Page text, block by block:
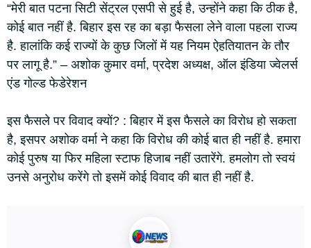
“मेरी बात पटना सिटी सेंट्रल एसपी से हुई है, उन्होंने कहा कि ठीक है,
कोई बात नहीं है. बिहार इस रह का बड़ा फैसला लेने वाला पहला राज्य
है. हालांकि कई राज्यों के कुछ जिलों में यह नियम ऐहतियातन के तौर
पर लागू है.” – अशोक कुमार वर्मा, प्रदेश अध्यक्ष, ऑल इंडिया ज्वेलर्स
एंड गोल्ड फेडेरेशन
इस फैसले पर विवाद क्यों? : बिहार में इस फैसले का विरोध हो सकता
है, इसपर अशोक वर्मा ने कहा कि विरोध की कोई बात ही नहीं है. हमारा
कोई पुरुष या फिर महिला स्टाफ हिजाब नहीं उतारेंगे. हमलोग तो स्वयं
उनसे अनुरोध करेंगे तो इसमें कोई विवाद की बात ही नहीं है.